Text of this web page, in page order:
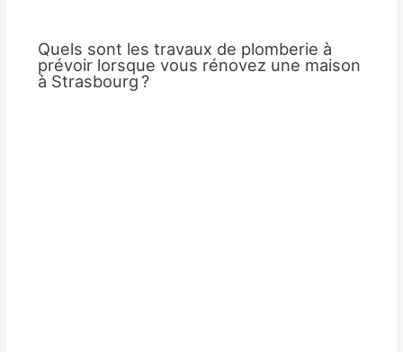
Quels sont les travaux de plomberie à
prévoir lorsque vous rénovez une maison
à Strasbourg ?